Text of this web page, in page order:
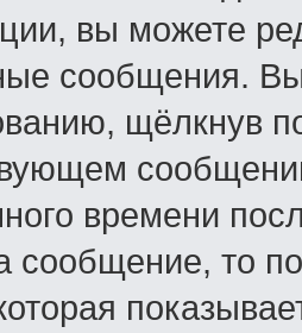
вы можете
сообщения.
щёлкнув
времени
сообщение, то